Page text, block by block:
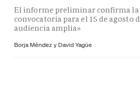
El informe preliminar confirma la
convocatoria para el 15 de agosto
audiencia amplia»
Borja Méndez y David Yagüe